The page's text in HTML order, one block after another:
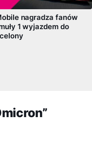
nagradza fanów
1 wyjazdem do